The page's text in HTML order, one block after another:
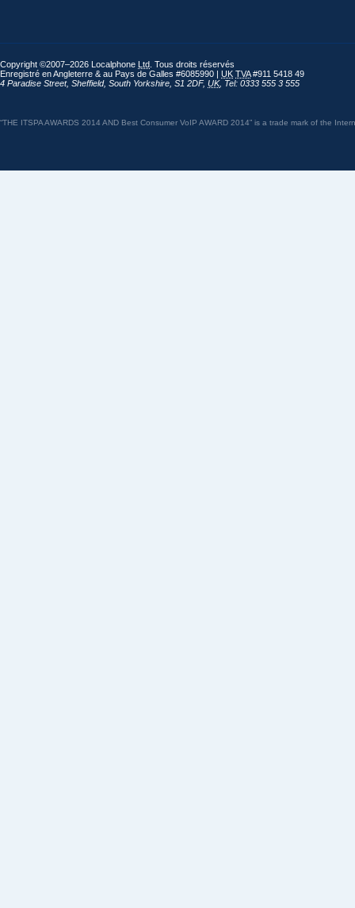
Copyright ©2007–2026 Localphone Ltd . Tous droits réservés
Enregistré en Angleterre & au Pays de Galles #6085990 | UK TVA#911 5418 49
4 Paradise Street, Sheffield, South Yorkshire S1 2DF, UK, Tel: 0333 555 3 555
“THE ITSPA AWARDS 2014 AND Best Consumer VoIP AWARD 2014” is a trade mark of the